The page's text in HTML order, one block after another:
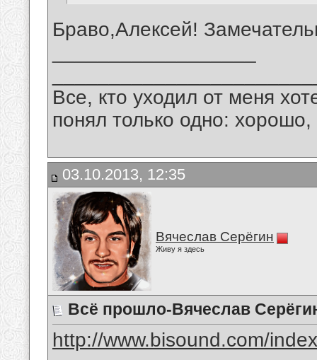
Браво,Алексей!
Все, кто уходил от меня
понял только одно:
03.10.2013, 12:35
Вячеслав Серёгин
Живу я здесь
Всё прошло-Вячеслав
http://www.bisound.com/